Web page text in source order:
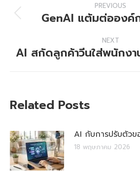
navigation
PREVIOUS
GenAI แต้มต่อองค์
NEXT
Next
AI สกัดลูกค้าวีนใส่พนักงา
Related Posts
AI กับการปรับตัวข
18 พฤษภาคม 2026